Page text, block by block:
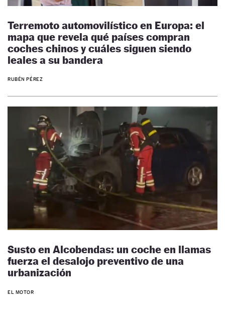
Terremoto automovilístico en Europa: el
mapa que revela qué países compran
coches chinos y cuáles siguen siendo
leales a su bandera
RUBÉN PÉREZ
Susto en Alcobendas: un coche en llamas
fuerza el desalojo preventivo de una
urbanización
EL MOTOR